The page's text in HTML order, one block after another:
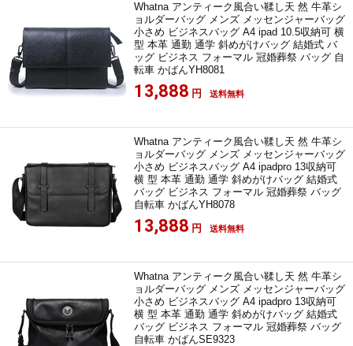
Whatna アンティーク風合い鞣し天 然 牛革シ
ョルダーバッグ メンズ メッセンジャーバッグ
小さめ ビジネスバッグ A4 ipad 10.5収納可 横
型 本革 通勤 通学 斜めがけバッグ 結婚式 バ
ッグ ビジネス フォーマル 冠婚葬祭 バッグ 自
転車 かばんYH8081
13,888 円 送料無料
Whatna アンティーク風合い鞣し天 然 牛革シ
ョルダーバッグ メンズ メッセンジャーバッグ
小さめ ビジネスバッグ A4 ipadpro 13収納可
横 型 本革 通勤 通学 斜めがけバッグ 結婚式
バッグ ビジネス フォーマル 冠婚葬祭 バッグ
自転車 かばんYH8078
13,888 円 送料無料
Whatna アンティーク風合い鞣し天 然 牛革シ
ョルダーバッグ メンズ メッセンジャーバッグ
小さめ ビジネスバッグ A4 ipadpro 13収納可
横 型 本革 通勤 通学 斜めがけバッグ 結婚式
バッグ ビジネス フォーマル 冠婚葬祭 バッグ
自転車 かばんSE9323